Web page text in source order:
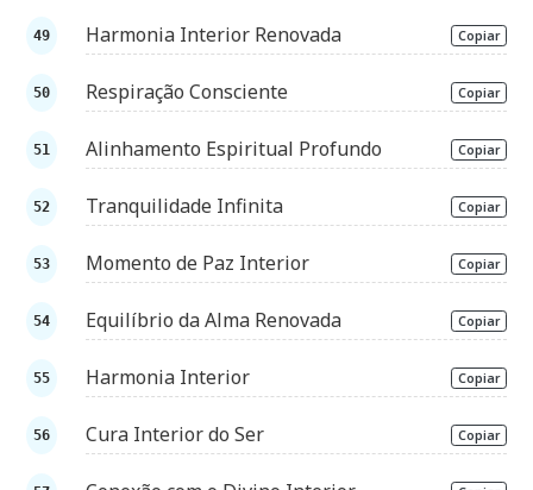
Harmonia Interior Renovada Copiar
Respiração Consciente Copiar
Alinhamento Espiritual Profundo Copiar
Tranquilidade Infinita Copiar
Momento de Paz Interior Copiar
Equilíbrio da Alma Renovada Copiar
Harmonia Interior Copiar
Cura Interior do Ser Copiar